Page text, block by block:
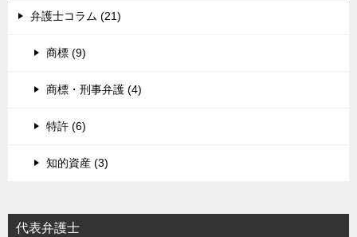
弁護士コラム (21)
商標 (9)
商標・刑事弁護 (4)
特許 (6)
知的資産 (3)
代表弁護士